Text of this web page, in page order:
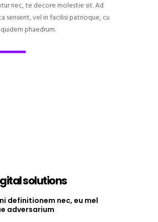
nec, te decore molestie sit. Ad
senserit, vel in facilisi patrioque, cu
phaedrum.
solutions
definitionem nec, eu mel
adversarium